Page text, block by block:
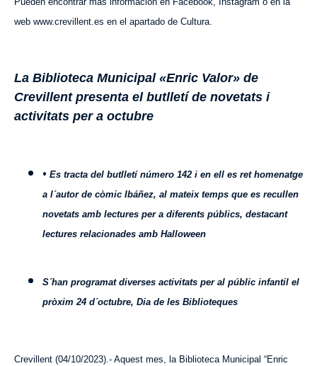
web www.crevillent.es en el apartado de Cultura.
La Biblioteca Municipal «Enric Valor» de
Crevillent presenta el butlletí de novetats i
activitats per a octubre
• Es tracta del butlletí número 142 i en ell es ret homenatge
a l´autor de còmic Ibáñez, al mateix temps que es recullen
novetats amb lectures per a diferents públics, destacant
lectures relacionades amb Halloween
S´han programat diverses activitats per al públic infantil el
pròxim 24 d´octubre, Dia de les Biblioteques
Crevillent (04/10/2023).- Aquest mes, la Biblioteca Municipal “Enric